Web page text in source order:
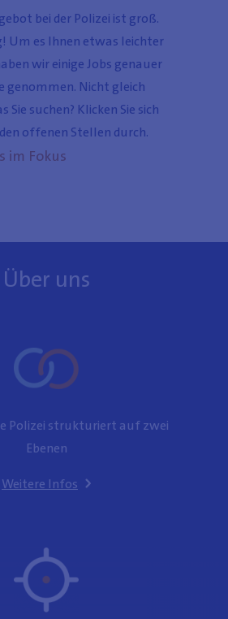
bei der Polizei ist groß.
Um es Ihnen etwas leichter
wir einige Jobs genauer
genommen. Nicht gleich
Sie suchen? Klicken Sie sich
offenen Stellen durch.
im Fokus
Über uns
Polizei strukturiert auf zwei
Ebenen
Weitere Infos